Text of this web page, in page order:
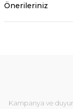
Önerileriniz
Kampanya ve